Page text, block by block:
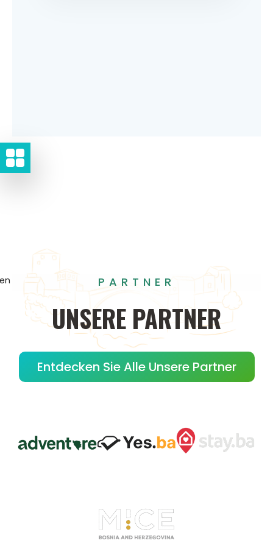
PARTNER
UNSERE PARTNER
Entdecken Sie Alle Unsere Partner